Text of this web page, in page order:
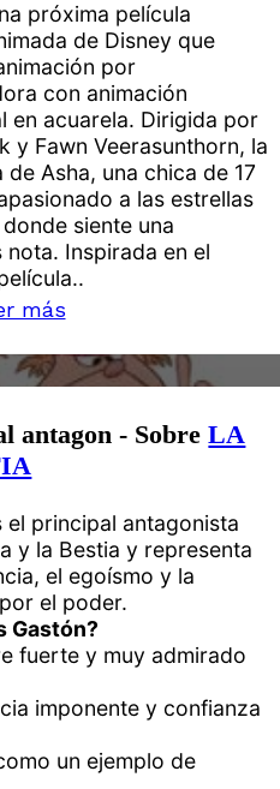
próxima película
de Disney que
por
con animación
en acuarela. Dirigida por
y Fawn Veerasunthorn, la
Asha, una chica de 17
a las estrellas
siente una
Inspirada en el
más
antagon - SobreLA
el principal antagonista
y la Bestia y representa
el egoísmo y la
el poder.
Gastón?
fuerte y muy admirado
imponente y confianza
un ejemplo de